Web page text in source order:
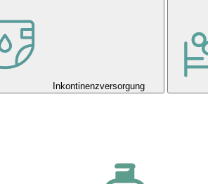
Inkontinenzversorgung